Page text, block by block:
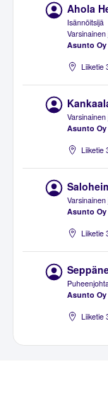
Ahola
Isännöitsijä
Varsinainen
Asunto
Liiketie
Varsinainen
Asunto
Liiketie
Varsinainen
Asunto
Liiketie
Asunto
Liiketie